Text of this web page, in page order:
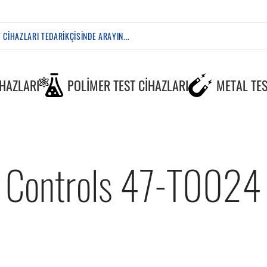
POLIMER TEST CIHAZLARI METAL
Controls 47-T0024